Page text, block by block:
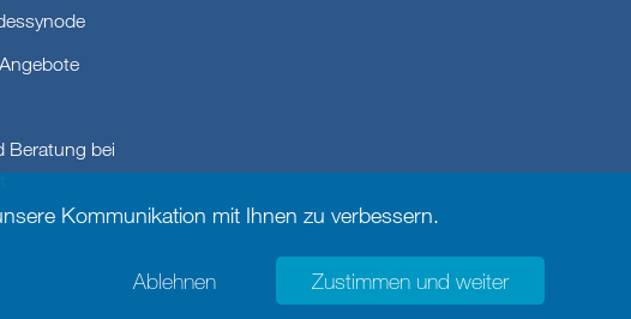
Beratung bei
Kommunikation mit Ihnen zu verbessern.
Zustimmen und weiter
Ablehnen